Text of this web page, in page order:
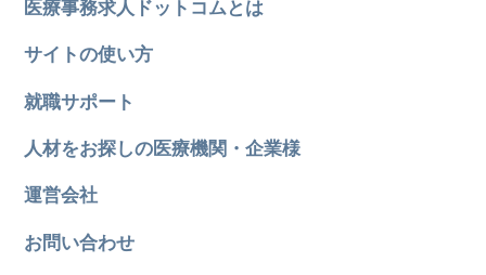
医療事務求人ドットコムとは
サイトの使い方
就職サポート
人材をお探しの医療機関・企業様
運営会社
お問い合わせ